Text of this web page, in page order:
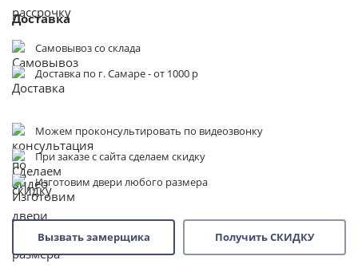
Можем проконсультировать по видеозвонку
При заказе с сайта сделаем скидку
Изготовим двери любого размера
Вызвать замерщика Получить СКИДКУ
Доставка
Самовывоз со склада
Доставка по г. Самаре - от 1000 р